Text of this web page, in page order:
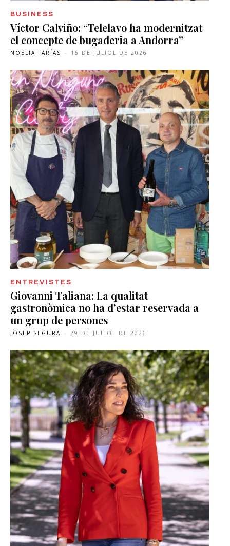
BUSINESS
Víctor Calviño: “Telelavo ha modernitzat
el concepte de bugaderia a Andorra”
NOELIA FARÍAS - 15 DE JULIOL DE 2026
ENTREVISTES
Giovanni Taliana: La qualitat
gastronòmica no ha d’estar reservada a
un grup de persones
JOSEP SEGURA - 29 DE JULIOL DE 2026